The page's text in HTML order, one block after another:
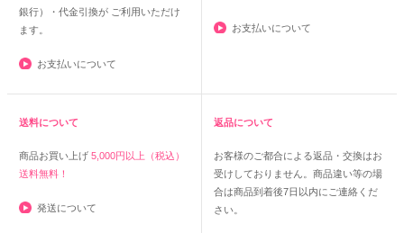
銀行）・代金引換が ご利用いただけ
ます。
お支払いについて
お支払いについて
送料について
商品お買い上げ 5,000円以上（税込）
送料無料！
発送について
返品について
お客様のご都合による返品・交換はお
受けしておりません。商品違い等の場
合は商品到着後7日以内にご連絡くだ
さい。